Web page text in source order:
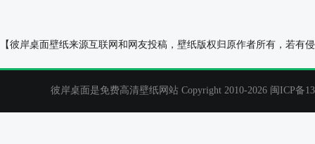
【彼岸桌面壁纸来源互联网和网友投稿，壁纸版权归原作者所有，若
彼岸桌面是免费高清壁纸网站 Copyright 2010-2026 闽ICP备